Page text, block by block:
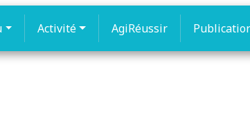
Activité AgiRéussir